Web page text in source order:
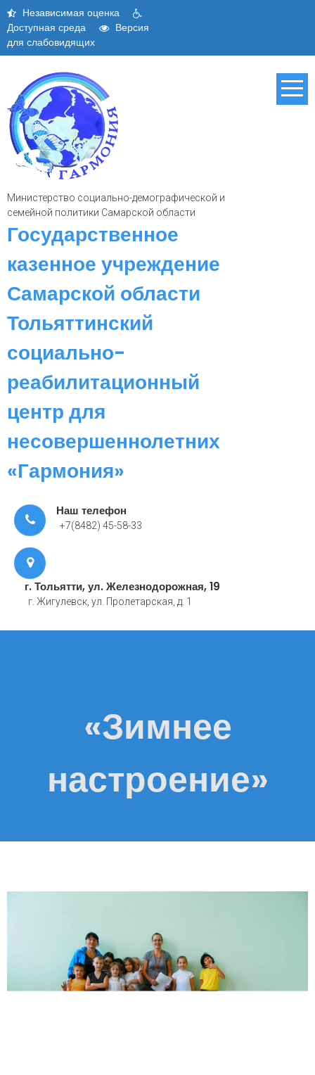
Skip
content
Независимая оценка
Доступная среда
Версия
для слабовидящих
Министерство социально-демографической и
семейной политики Самарской области
Государственное
казенное учреждение
Самарской области
Тольяттинский
социально-
реабилитационный
центр для
несовершеннолетних
«Гармония»
Наш телефон
+7(8482) 45-58-33
г. Тольятти, ул. Железнодорожная, 19
г. Жигулевск, ул. Пролетарская, д. 1
«Зимнее
настроение»